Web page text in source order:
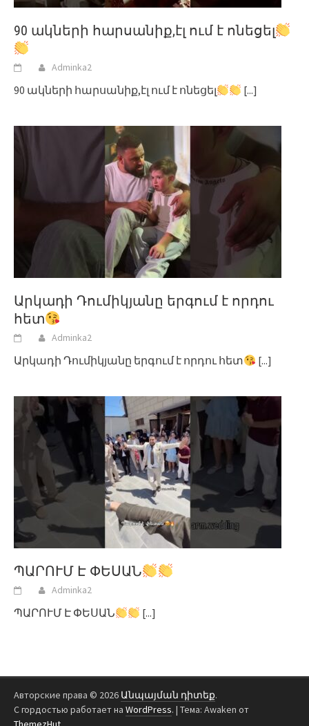
90 ակների հարսանիք,էլ ում է ոնեցել
Adminka2
90 ակների հարսանիք,էլ ում է ոնեցել [...]
Արկադի Դումիկյանը երգում է որդու
հետ
Adminka2
Արկադի Դումիկյանը երգում է որդու հետ [...]
ՊԱՐՈՒՄ Է ՓԵՍԱՆ
Adminka2
ՊԱՐՈՒՄ Է ՓԵՍԱՆ [...]
Авторские права © 2026 Անպայման դիտեք.
С гордостью работает на WordPress. | Тема: Awaken от